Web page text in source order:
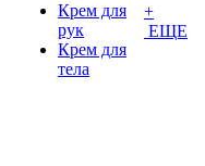
Крем для
рук
Крем для
тела
+
ЕЩЕ